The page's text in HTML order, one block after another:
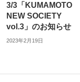
3/3「KUMAMOTO
NEW SOCIETY
vol.3」のお知らせ
2023年2月19日